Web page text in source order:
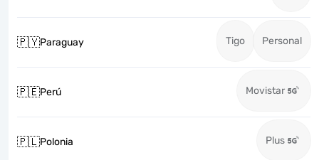
🇵🇾Paraguay Tigo Personal
🇵🇪Perú Movistar
🇵🇱Polonia Plus